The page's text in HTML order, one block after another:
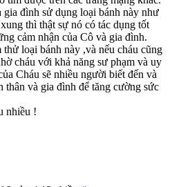
gia đình sử dụng loại bánh này như
thì thật sự nó có tác dụng tốt
cảm nhận của Cô và gia đình.
loại bánh này ,và nếu cháu cũng
cháu với khả năng sư phạm và uy
Cháu sẽ nhiều người biết đến và
thân và gia đình để tăng cường sức
nhiều !